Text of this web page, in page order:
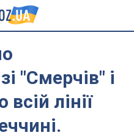
"Смерчів" і
лінії